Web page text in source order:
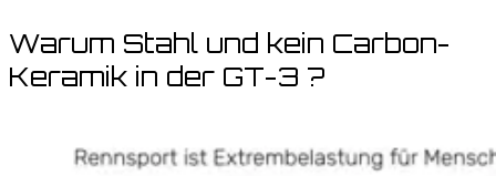
Warum Stahl und kein Carbon-
Keramik in der GT-3 ?